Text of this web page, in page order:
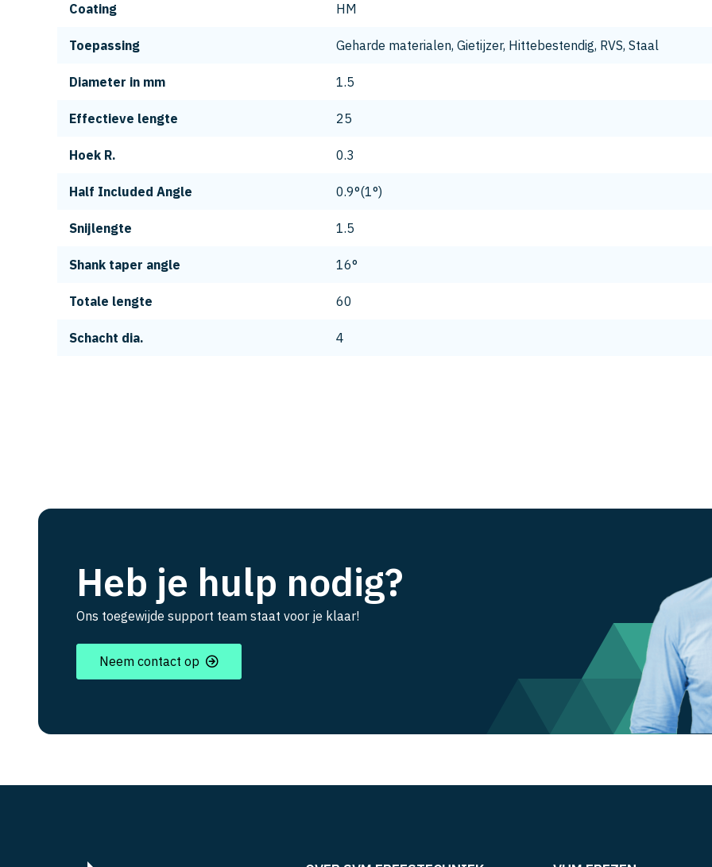
Coating HM
Toepassing Geharde materialen, Gietijzer, Hittebestendig, RVS, Staal
Diameter in mm 1.5
Effectieve lengte 25
Hoek R. 0.3
Half Included Angle 0.9°(1°)
Snijlengte 1.5
Shank taper angle 16°
Totale lengte 60
Schacht dia. 4
Heb je hulp nodig?
Ons toegewijde support team staat voor je klaar!
Neem contact op